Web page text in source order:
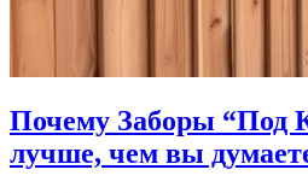
Почему Заборы “Под
лучше, чем вы